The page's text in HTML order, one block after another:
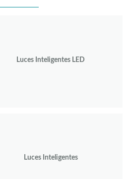
Luces Inteligentes LED
Luces Inteligentes